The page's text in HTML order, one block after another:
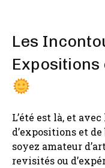
Les
Expositions
L’été est là, et
d’expositions et
soyez amateur
revisités ou